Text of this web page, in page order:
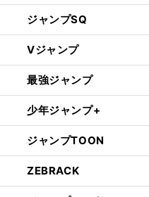
ジャンプSQ
Vジャンプ
最強ジャンプ
少年ジャンプ+
ジャンプTOON
ZEBRACK